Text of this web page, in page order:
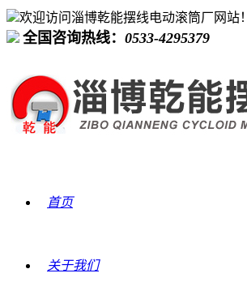
欢迎访问淄博乾能摆线电动滚筒厂网站！
全国咨询热线： 0533-4295379
首页
关于我们